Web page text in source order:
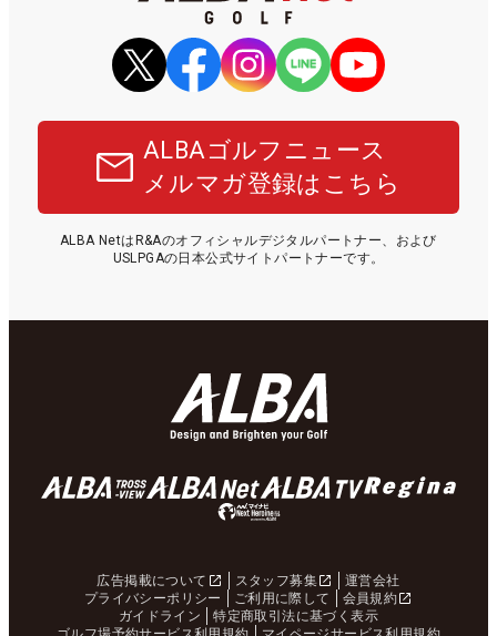
ALBAゴルフニュース
メルマガ登録はこちら
ALBA NetはR&Aのオフィシャルデジタルパートナー、および
USLPGAの日本公式サイトパートナーです。
広告掲載について スタッフ募集
運営会社
プライバシーポリシー
ご利用に際して
会員規約
ガイドライン
特定商取引法に基づく表示